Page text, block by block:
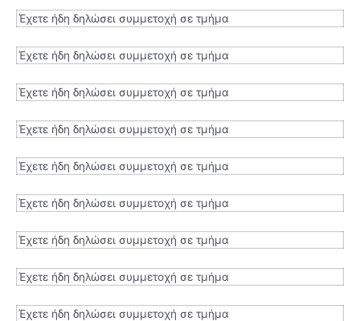
Έχετε ήδη δηλώσει συμμετοχή σε τμήμα
Έχετε ήδη δηλώσει συμμετοχή σε τμήμα
Έχετε ήδη δηλώσει συμμετοχή σε τμήμα
Έχετε ήδη δηλώσει συμμετοχή σε τμήμα
Έχετε ήδη δηλώσει συμμετοχή σε τμήμα
Έχετε ήδη δηλώσει συμμετοχή σε τμήμα
Έχετε ήδη δηλώσει συμμετοχή σε τμήμα
Έχετε ήδη δηλώσει συμμετοχή σε τμήμα
Έχετε ήδη δηλώσει συμμετοχή σε τμήμα